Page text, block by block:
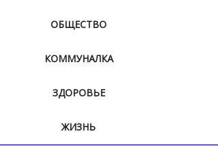
ОБЩЕСТВО
КОММУНАЛКА
ЗДОРОВЬЕ
ЖИЗНЬ